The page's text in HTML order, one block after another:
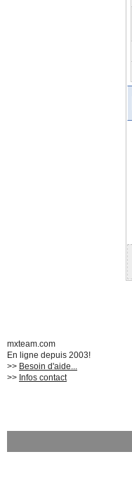
mxteam.com
En ligne depuis 2003!
>> Besoin d'aide...
>> Infos contact